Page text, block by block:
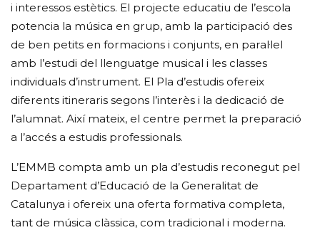
i interessos estètics. El projecte educatiu de l’escola
potencia la música en grup, amb la participació des
de ben petits en formacions i conjunts, en paral·lel
amb l’estudi del llenguatge musical i les classes
individuals d’instrument. El Pla d’estudis ofereix
diferents itineraris segons l’interès i la dedicació de
l’alumnat. Així mateix, el centre permet la preparació
a l’accés a estudis professionals.
L’EMMB compta amb un pla d’estudis reconegut pel
Departament d’Educació de la Generalitat de
Catalunya i ofereix una oferta formativa completa,
tant de música clàssica, com tradicional i moderna.